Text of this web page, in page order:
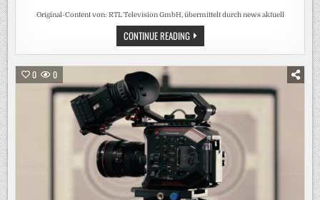
Original-Content von: RTL Television GmbH, übermittelt durch news aktuell
CONTINUE READINGHEIDI
IST
ZURÜCK,
BEGANN:
BEI
RTL!
MIT
DEM
„HEIDIFEST“
FEIERT
HEIDI
KLUM
AM
SEPTEMBER
0 0